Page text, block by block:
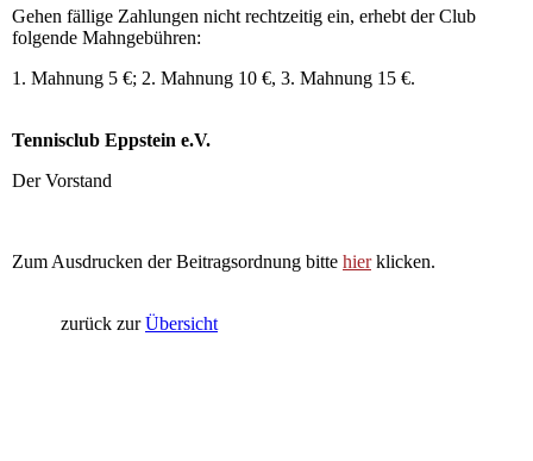
Gehen fällige Zahlungen nicht rechtzeitig ein, erhebt der Club
folgende Mahngebühren:
1. Mahnung 5 €; 2. Mahnung 10 €, 3. Mahnung 15 €.
Tennisclub Eppstein e.V.
Der Vorstand
Zum Ausdrucken der Beitragsordnung bitte hierklicken.
zurück zurÜbersicht